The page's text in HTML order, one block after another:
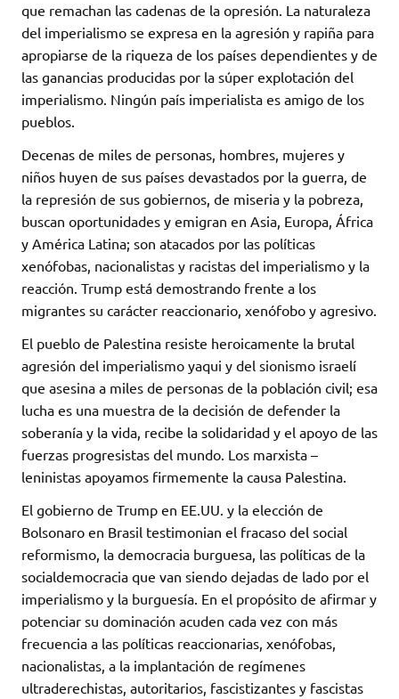
que remachan las cadenas de la opresión. La naturaleza
del imperialismo se expresa en la agresión y rapiña para
apropiarse de la riqueza de los países dependientes y de
las ganancias producidas por la súper explotación del
imperialismo. Ningún país imperialista es amigo de los
pueblos.
Decenas de miles de personas, hombres, mujeres y
niños huyen de sus países devastados por la guerra, de
la represión de sus gobiernos, de miseria y la pobreza,
buscan oportunidades y emigran en Asia, Europa, África
y América Latina; son atacados por las políticas
xenófobas, nacionalistas y racistas del imperialismo y la
reacción. Trump está demostrando frente a los
migrantes su carácter reaccionario, xenófobo y agresivo.
El pueblo de Palestina resiste heroicamente la brutal
agresión del imperialismo yaqui y del sionismo israelí
que asesina a miles de personas de la población civil; esa
lucha es una muestra de la decisión de defender la
soberanía y la vida, recibe la solidaridad y el apoyo de las
fuerzas progresistas del mundo. Los marxista –
leninistas apoyamos firmemente la causa Palestina.
El gobierno de Trump en EE.UU. y la elección de
Bolsonaro en Brasil testimonian el fracaso del social
reformismo, la democracia burguesa, las políticas de la
socialdemocracia que van siendo dejadas de lado por el
imperialismo y la burguesía. En el propósito de afirmar y
potenciar su dominación acuden cada vez con más
frecuencia a las políticas reaccionarias, xenófobas,
nacionalistas, a la implantación de regímenes
ultraderechistas, autoritarios, fascistizantes y fascistas